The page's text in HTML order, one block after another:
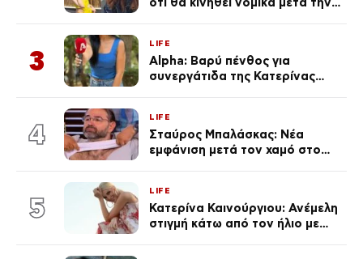
3
LIFE
Alpha: Βαρύ πένθος για
συνεργάτιδα της Κατερίνας
του Θεού»
4
LIFE
Σταύρος Μπαλάσκας: Νέα
εμφάνιση μετά τον χαμό στο
5
LIFE
Κατερίνα Καινούργιου: Ανέμελη
στιγμή κάτω από τον ήλιο με